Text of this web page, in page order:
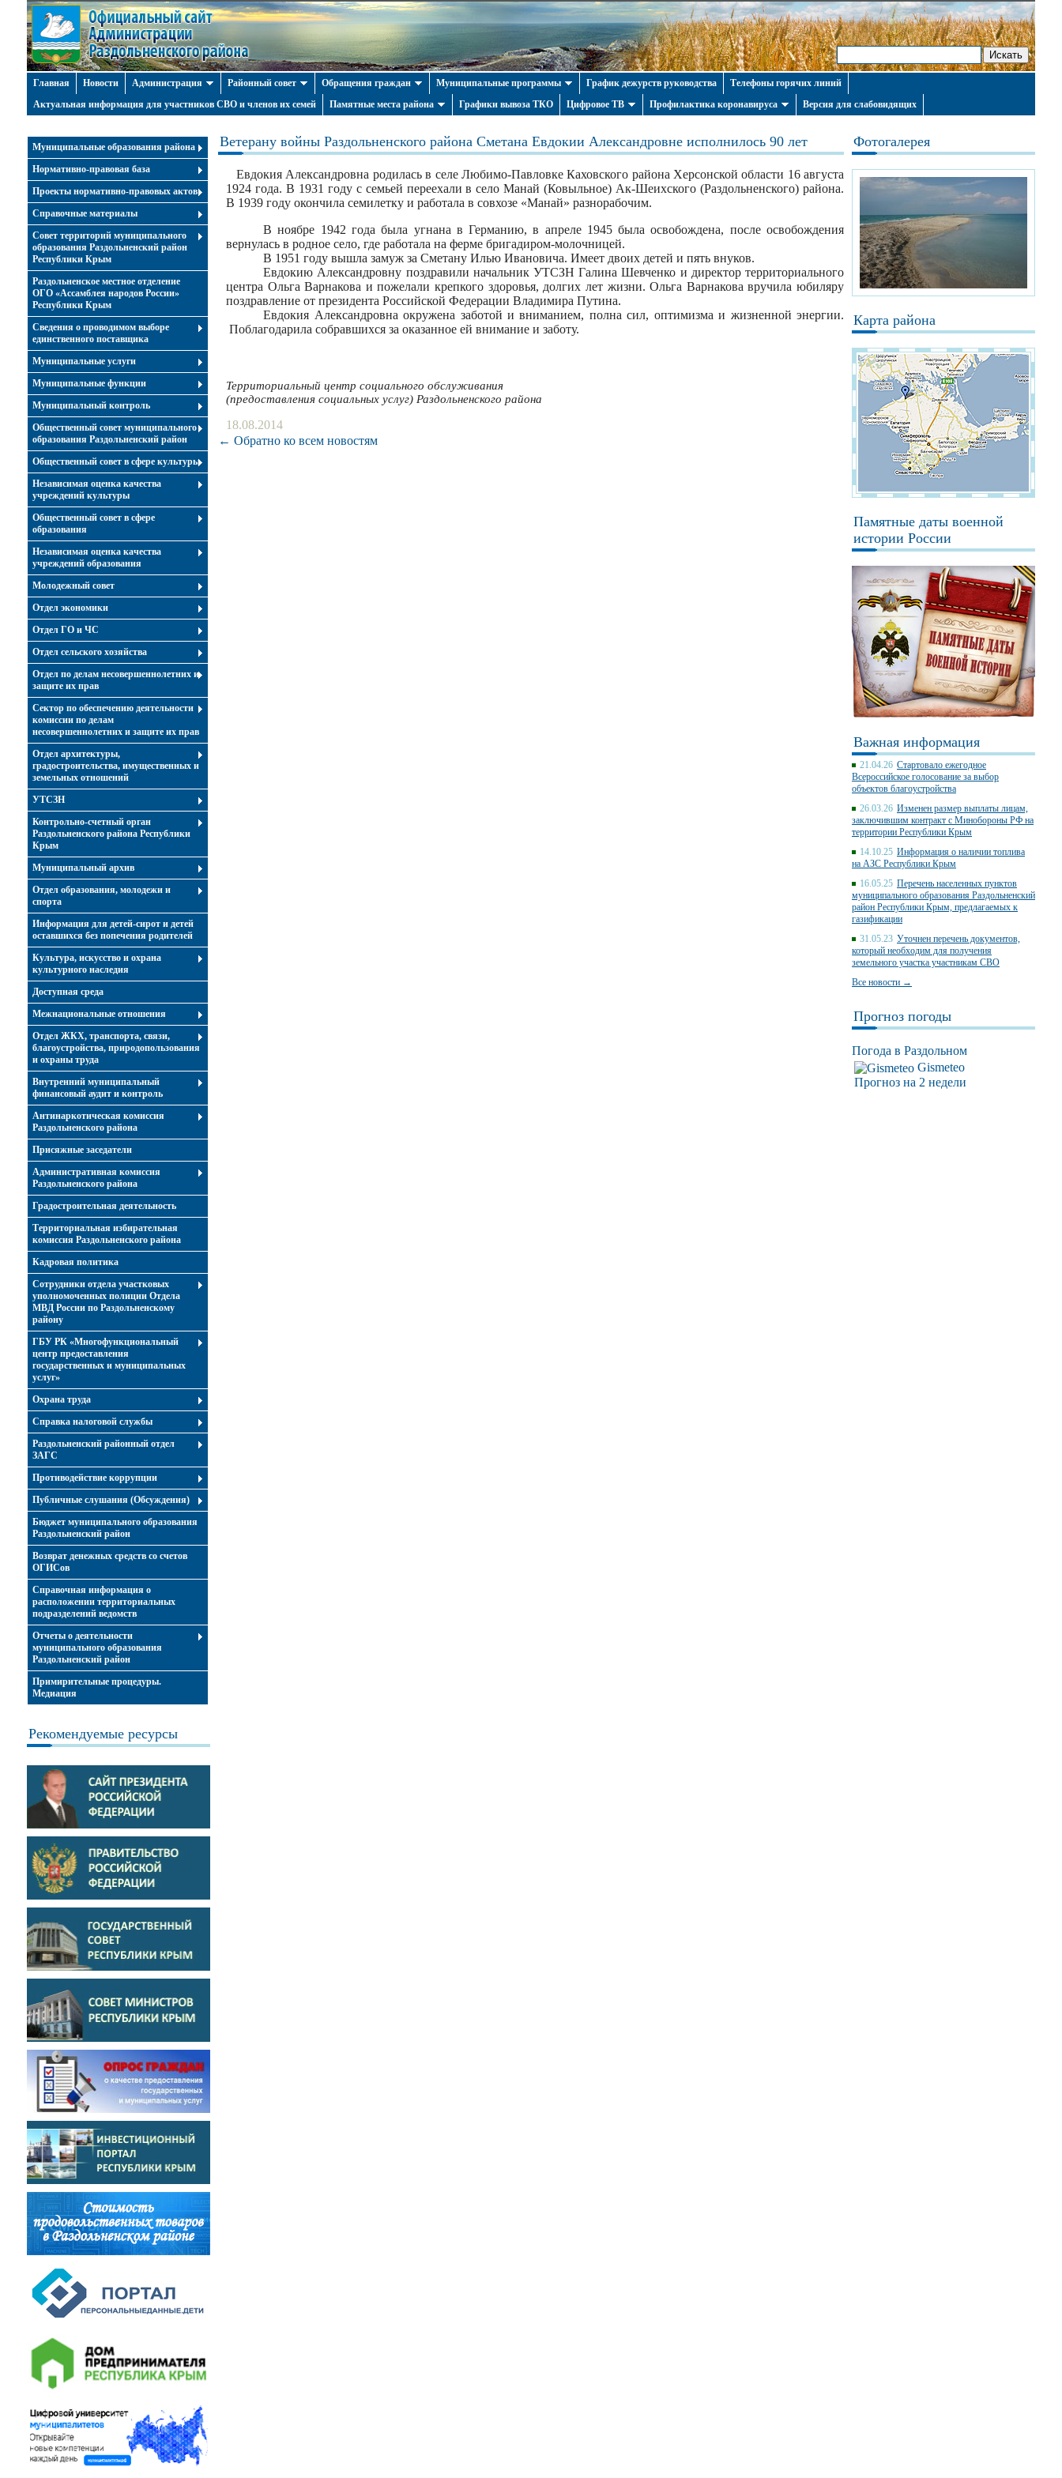
Главная Новости Администрация Районный совет Обращения граждан Муниципальные программы График дежурств руководства
Телефоны горячих линий
Актуальная информация для участников СВО и членов их семей
Памятные места района Графики вывоза ТКО Цифровое ТВ Профилактика коронавируса Версия для слабовидящих
Муниципальные образования района
Нормативно-правовая база
Проекты нормативно-правовых актов
Справочные материалы
Совет территорий муниципального
образования Раздольненский район
Республики Крым
Раздольненское местное отделение
ОГО «Ассамблея народов России»
Республики Крым
Cведения о проводимом выборе
единственного поставщика
Муниципальные услуги
Муниципальные функции
Муниципальный контроль
Общественный совет муниципального
образования Раздольненский район
Общественный совет в сфере культуры
Независимая оценка качества
учреждений культуры
Общественный совет в сфере
образования
Независимая оценка качества
учреждений образования
Молодежный совет
Отдел экономики
Отдел ГО и ЧС
Отдел сельского хозяйства
Отдел по делам несовершеннолетних и
защите их прав
Сектор по обеспечению деятельности
комиссии по делам
несовершеннолетних и защите их прав
Отдел архитектуры,
градостроительства, имущественных и
земельных отношений
УТСЗН
Контрольно-счетный орган
Раздольненского района Республики
Крым
Муниципальный архив
Отдел образования, молодежи и
спорта
Информация для детей-сирот и детей
оставшихся без попечения родителей
Культура, искусство и охрана
культурного наследия
Доступная среда
Межнациональные отношения
Отдел ЖКХ, транспорта, связи,
благоустройства, природопользования
и охраны труда
Внутренний муниципальный
финансовый аудит и контроль
Антинаркотическая комиссия
Раздольненского района
Присяжные заседатели
Административная комиссия
Раздольненского района
Градостроительная деятельность
Территориальная избирательная
комиссия Раздольненского района
Кадровая политика
Сотрудники отдела участковых
уполномоченных полиции Отдела
МВД России по Раздольненскому
району
ГБУ РК «Многофункциональный
центр предоставления
государственных и муниципальных
услуг»
Охрана труда
Справка налоговой службы
Раздольненский районный отдел
ЗАГС
Противодействие коррупции
Публичные слушания (Обсуждения)
Бюджет муниципального образования
Раздольненский район
Возврат денежных средств со счетов
ОГИСов
Справочная информация о
расположении территориальных
подразделений ведомств
Отчеты о деятельности
муниципального образования
Раздольненский район
Примирительные процедуры.
Медиация
Рекомендуемые ресурсы
Ветерану войны Раздольненского района Сметана Евдокии Александровне исполнилось 90 лет
Евдокия Александровна родилась в селе Любимо-Павловке Каховского района Херсонской области 16 августа
1924 года. В 1931 году с семьей переехали в село Манай (Ковыльное) Ак-Шеихского (Раздольненского) района.
В 1939 году окончила семилетку и работала в совхозе «Манай» разнорабочим.
В ноябре 1942 года была угнана в Германию, в апреле 1945 была освобождена, после освобождения
вернулась в родное село, где работала на ферме бригадиром-молочницей.
В 1951 году вышла замуж за Сметану Илью Ивановича. Имеет двоих детей и пять внуков.
Евдокию Александровну поздравили начальник УТСЗН Галина Шевченко и директор территориального
центра Ольга Варнакова и пожелали крепкого здоровья, долгих лет жизни. Ольга Варнакова вручилаюбиляру
поздравление от президента Российской Федерации Владимира Путина.
Евдокия Александровна окружена заботой и вниманием, полна сил, оптимизма и жизненной энергии.
Поблагодарила собравшихся за оказанное ей внимание и заботу.
Территориальный центр социального обслуживания
(предоставления социальных услуг) Раздольненского района
18.08.2014
← Обратно ко всем новостям
Фотогалерея
Карта района
Памятные даты военной
истории России
Важная информация
21.04.26 Стартовало ежегодное
Всероссийское голосование за выбор
объектов благоустройства
26.03.26 Изменен размер выплаты лицам,
заключившим контракт с Минобороны РФ на
территории Республики Крым
14.10.25 Информация о наличии топлива
на АЗС Республики Крым
16.05.25 Перечень населенных пунктов
муниципального образования Раздольненский
район Республики Крым, предлагаемых к
газификации
31.05.23 Уточнен перечень документов,
который необходим для получения
земельного участка участникам СВО
Все новости →
Прогноз погоды
Погода в Раздольном
Gismeteo
Прогноз на 2 недели